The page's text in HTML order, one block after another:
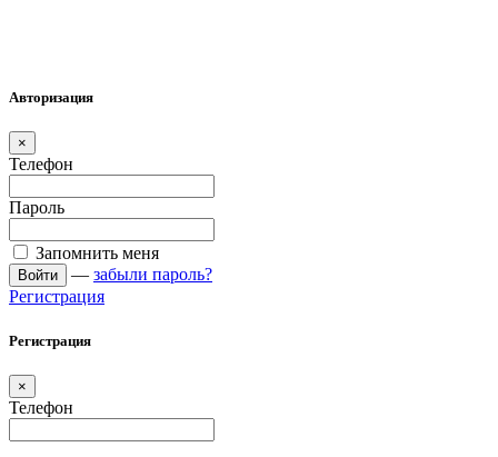
Авторизация
×
Телефон
Пароль
Запомнить меня
Войти — забыли пароль?
Регистрация
Регистрация
×
Телефон